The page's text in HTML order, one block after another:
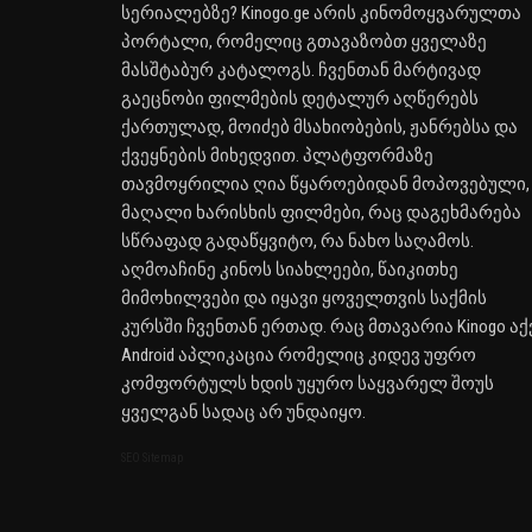
სერიალებზე? Kinogo.ge არის კინომოყვარულთა
პორტალი, რომელიც გთავაზობთ ყველაზე
მასშტაბურ კატალოგს. ჩვენთან მარტივად
გაეცნობი ფილმების დეტალურ აღწერებს
ქართულად, მოიძებ მსახიობების, ჟანრებსა და
ქვეყნების მიხედვით. პლატფორმაზე
თავმოყრილია ღია წყაროებიდან მოპოვებული,
მაღალი ხარისხის ფილმები, რაც დაგეხმარება
სწრაფად გადაწყვიტო, რა ნახო საღამოს.
აღმოაჩინე კინოს სიახლეები, წაიკითხე
მიმოხილვები და იყავი ყოველთვის საქმის
კურსში ჩვენთან ერთად. რაც მთავარია Kinogo
Android აპლიკაცია რომელიც კიდევ უფრო
კომფორტულს ხდის უყურო საყვარელ შოუს
ყველგან სადაც არ უნდაიყო.